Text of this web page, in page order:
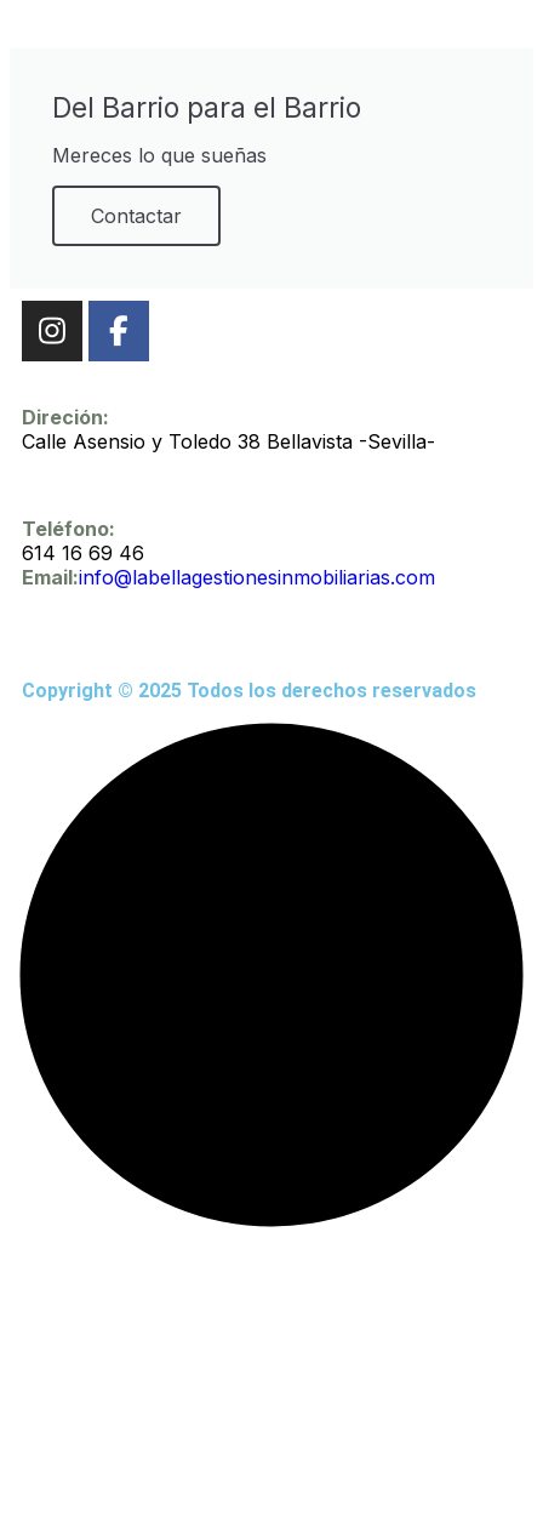
Del Barrio para el Barrio
Mereces lo que sueñas
Contactar
Copyright © 2025 Todos los derechos reservados
Teléfono:
614 16 69 46
Email:info@labellagestionesinmobiliarias.com
Direción:
Calle Asensio y Toledo 38 Bellavista -Sevilla-